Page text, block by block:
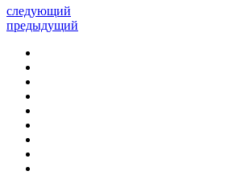
следующий
предыдущий